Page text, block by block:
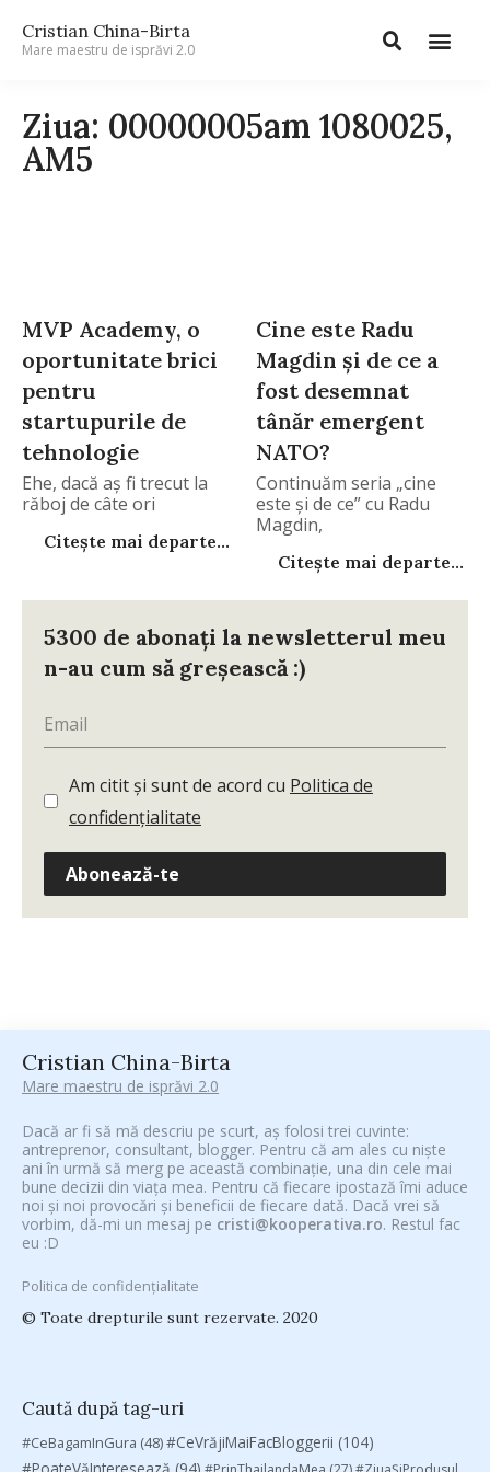
Cristian China-Birta
Mare maestru de isprăvi 2.0
Ziua: 00000005am 1080025,
AM5
MVP Academy, o
oportunitate brici
pentru
startupurile de
tehnologie
Ehe, dacă aş fi trecut la
răboj de câte ori
Citește mai departe...
Cine este Radu
Magdin şi de ce a
fost desemnat
tânăr emergent
NATO?
Continuăm seria „cine
este şi de ce” cu Radu
Magdin,
Citește mai departe...
5300 de abonați la newsletterul meu
n-au cum să greșească :)
Am citit și sunt de acord cu Politica de
confidențialitate
Abonează-te
Cristian China-Birta
Mare maestru de isprăvi 2.0
Dacă ar fi să mă descriu pe scurt, aș folosi trei cuvinte:
antreprenor, consultant, blogger. Pentru că am ales cu niște
ani în urmă să merg pe această combinație, una din cele mai
bune decizii din viața mea. Pentru că fiecare ipostază îmi aduce
noi și noi provocări și beneficii de fiecare dată. Dacă vrei să
vorbim, dă-mi un mesaj pe cristi@kooperativa.ro. Restul fac
eu :D
Politica de confidențialitate
© Toate drepturile sunt rezervate. 2020
Caută după tag-uri
#CeBagamInGura (48)#CeVrăjiMaiFacBloggerii (104)